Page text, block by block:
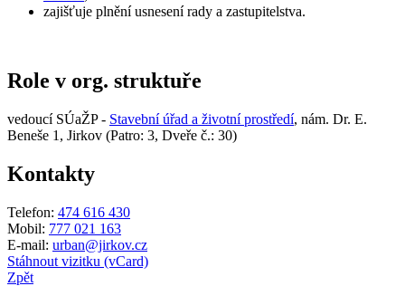
zajišťuje plnění usnesení rady a zastupitelstva.
Role v org. struktuře
vedoucí SÚaŽP - Stavební úřad a životní prostředí, nám. Dr. E.
Beneše 1, Jirkov (Patro: 3, Dveře č.: 30)
Kontakty
Telefon: 474 616 430
Mobil: 777 021 163
E-mail: urban@jirkov.cz
Stáhnout vizitku (vCard)
Zpět